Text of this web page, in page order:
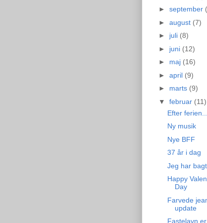
► september
► august (7)
► juli (8)
► juni (12)
► maj (16)
► april (9)
► marts (9)
▼ februar (11)
Efter ferien...
Ny musik
Nye BFF
37 år i dag
Jeg har
Happy
Day
Farvede
update
Fastelavn